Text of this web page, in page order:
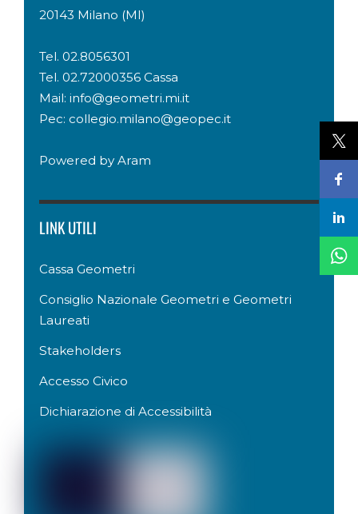
20143 Milano (MI)
Tel. 02.8056301
Tel. 02.72000356 Cassa
Mail: info@geometri.mi.it
Pec: collegio.milano@geopec.it
Powered byAram
LINK UTILI
Cassa Geometri
Consiglio Nazionale Geometri e Geometri
Laureati
Stakeholders
Accesso Civico
Dichiarazione di Accessibilità